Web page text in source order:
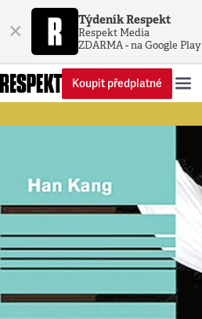
× Týdeník Respekt
Respekt Media
ZDARMA - na Google Play
Koupit předplatné